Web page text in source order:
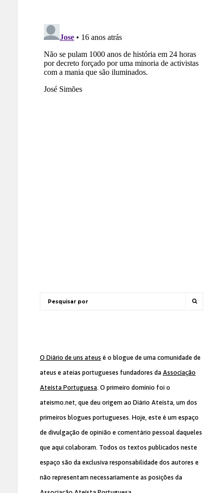
O Diário de uns ateus é o blogue de uma comunidade de
ateus e ateias portugueses fundadores da Associação
Ateísta Portuguesa. O primeiro domínio foi o
ateismo.net, que deu origem ao Diário Ateísta, um dos
primeiros blogues portugueses. Hoje, este é um espaço
de divulgação de opinião e comentário pessoal daqueles
que aqui colaboram. Todos os textos publicados neste
espaço são da exclusiva responsabilidade dos autores e
não representam necessariamente as posições da